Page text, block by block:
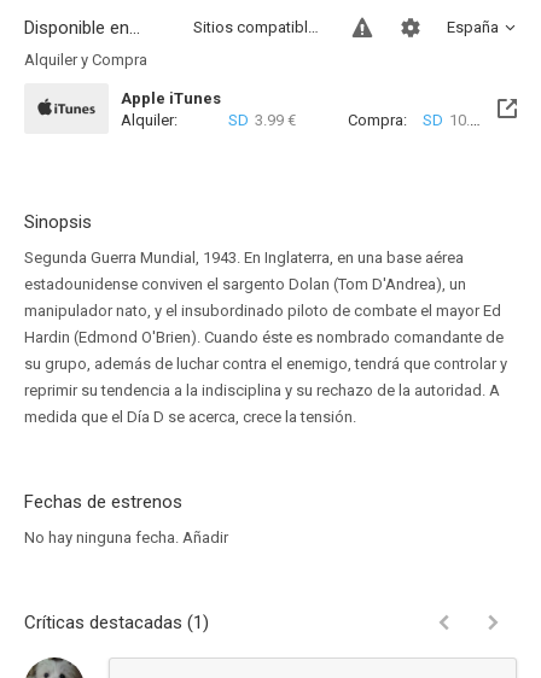
Disponible en... España
Sitios compatibles
Alquiler y Compra
Apple iTunes
Alquiler:
SD 3.99 € Compra: SD 10.99 €
Sinopsis
Segunda Guerra Mundial, 1943. En Inglaterra, en una base aérea
estadounidense conviven el sargento Dolan (Tom D'Andrea), un
manipulador nato, y el insubordinado piloto de combate el mayor Ed
Hardin (Edmond O'Brien). Cuando éste es nombrado comandante de
su grupo, además de luchar contra el enemigo, tendrá que controlar y
reprimir su tendencia a la indisciplina y su rechazo de la autoridad. A
medida que el Día D se acerca, crece la tensión.
Fechas de estrenos
No hay ninguna fecha. Añadir
Críticas destacadas (1)